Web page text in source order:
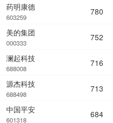
药明康德
603259
美的集团
000333
澜起科技
688008
源杰科技
688498
中国平安
601318
780
752
716
713
684